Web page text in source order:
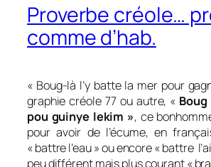
Proverbe créole…
comme d’hab.
« Boug-là l’y batte la mer pour
graphie créole 77 ou autre, «
pou guinye lekim », ce
pour avoir de l’écume, en
« battre l’eau » ou encore « battre
peu différent mais plus courant «